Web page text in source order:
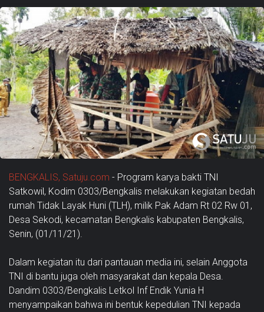
BENGKALIS, Satuju.com - Program karya bakti TNI
Satkowil, Kodim 0303/Bengkalis melakukan kegiatan bedah
rumah Tidak Layak Huni (TLH), milik Pak Adam Rt 02 Rw 01,
Desa Sekodi, kecamatan Bengkalis kabupaten Bengkalis,
Senin, (01/11/21).
Dalam kegiatan itu dari pantauan media ini, selain Anggota
TNI di bantu juga oleh masyarakat dan kepala Desa.
Dandim 0303/Bengkalis Letkol Inf Endik Yunia H
menyampaikan bahwa ini bentuk kepedulian TNI kepada